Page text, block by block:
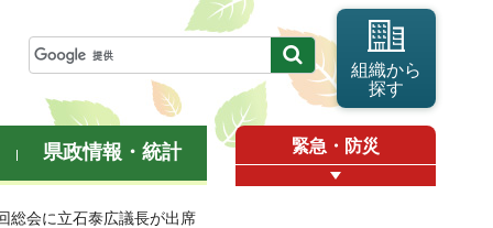
組織から
探す
県政情報・統計 緊急・防災
総会に立石泰広議長が出席